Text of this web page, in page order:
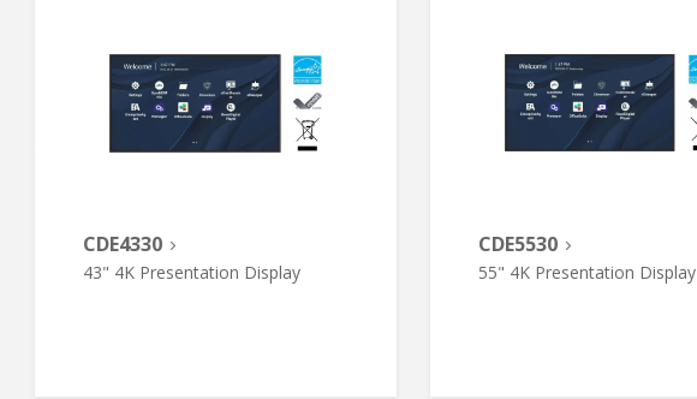
CDE4330
43" 4K Presentation Display
CDE5530
55" 4K Presentation Display